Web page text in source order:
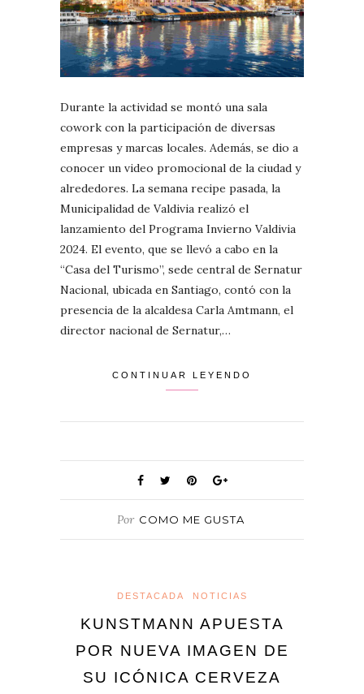
Durante la actividad se montó una sala
cowork con la participación de diversas
empresas y marcas locales. Además, se dio a
conocer un video promocional de la ciudad y
alrededores. La semana recipe pasada, la
Municipalidad de Valdivia realizó el
lanzamiento del Programa Invierno Valdivia
2024. El evento, que se llevó a cabo en la
“Casa del Turismo”, sede central de Sernatur
Nacional, ubicada en Santiago, contó con la
presencia de la alcaldesa Carla Amtmann, el
director nacional de Sernatur,…
CONTINUAR LEYENDO
Por COMO ME GUSTA
DESTACADA NOTICIAS
KUNSTMANN APUESTA
POR NUEVA IMAGEN DE
SU ICÓNICA CERVEZA